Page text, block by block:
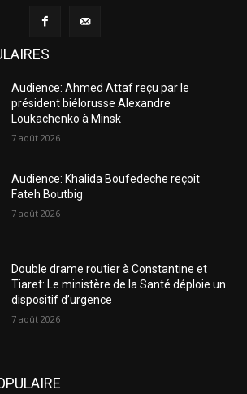
Audience: Ahmed Attaf reçu par le
président biélorusse Alexandre
Loukachenko à Minsk
7 août 2026
Audience: Khalida Boufedeche reçoit
Fateh Boutbig
7 août 2026
Double drame routier à Constantine et
Tiaret: Le ministère de la Santé déploie un
dispositif d’urgence
7 août 2026